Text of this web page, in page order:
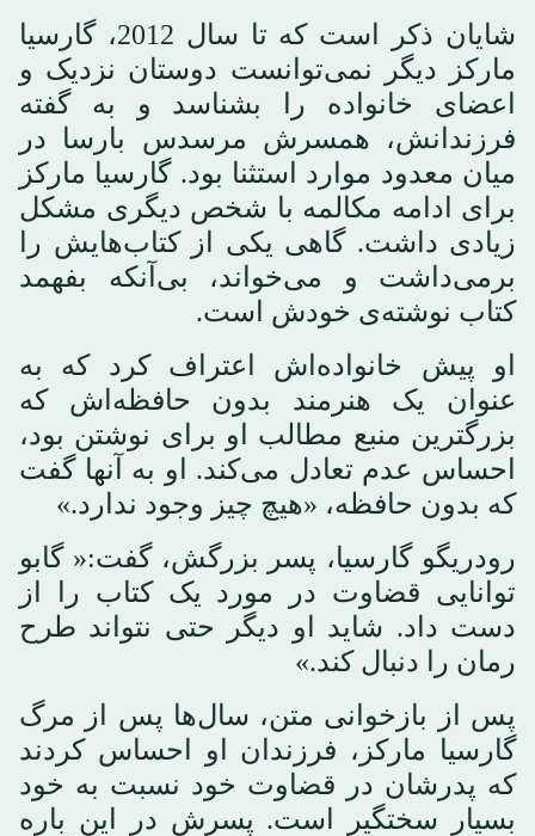
شایان ذکر است که تا سال 2012، گارسیا
مارکز دیگر نمی‌توانست دوستان نزدیک و
اعضای خانواده را بشناسد و به گفته
فرزندانش، همسرش مرسدس بارسا در
میان معدود موارد استثنا بود. گارسیا مارکز
برای ادامه مکالمه با شخص دیگری مشکل
زیادی داشت. گاهی یکی از کتاب‌هایش را
برمی‌داشت و می‌خواند، بی‌آنکه بفهمد
کتاب نوشته‌ی خودش است.
او پیش خانواده‌اش اعتراف کرد که به
عنوان یک هنرمند بدون حافظه‌اش که
بزرگترین منبع مطالب او برای نوشتن بود،
احساس عدم تعادل می‌کند. او به آنها گفت
که بدون حافظه، «هیچ چیز وجود ندارد.»
رودریگو گارسیا، پسر بزرگش، گفت:« گابو
توانایی قضاوت در مورد یک کتاب را از
دست داد. شاید او دیگر حتی نتواند طرح
رمان را دنبال کند.»
پس از بازخوانی متن، سال‌ها پس از مرگ
گارسیا مارکز، فرزندان او احساس کردند
که پدرشان در قضاوت خود نسبت به خود
بسیار سختگیر است. پسرش در این باره